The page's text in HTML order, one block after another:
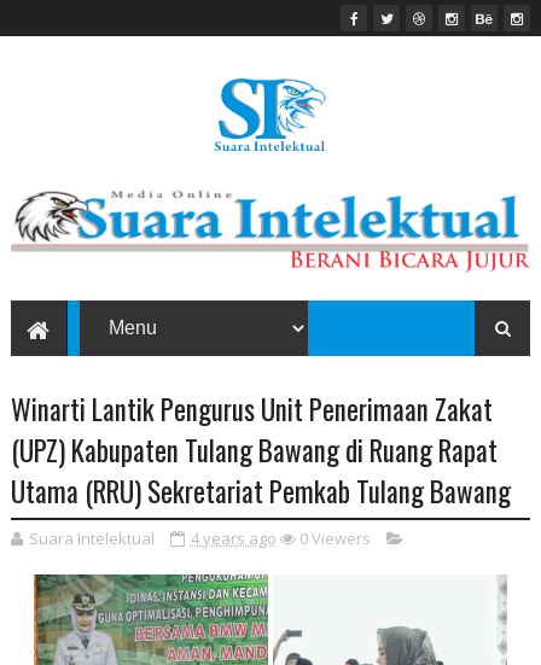
Winarti Lantik Pengurus Unit Penerimaan Zakat
(UPZ) Kabupaten Tulang Bawang di Ruang Rapat
Utama (RRU) Sekretariat Pemkab Tulang Bawang
Suara Intelektual 4 years ago 0Viewers